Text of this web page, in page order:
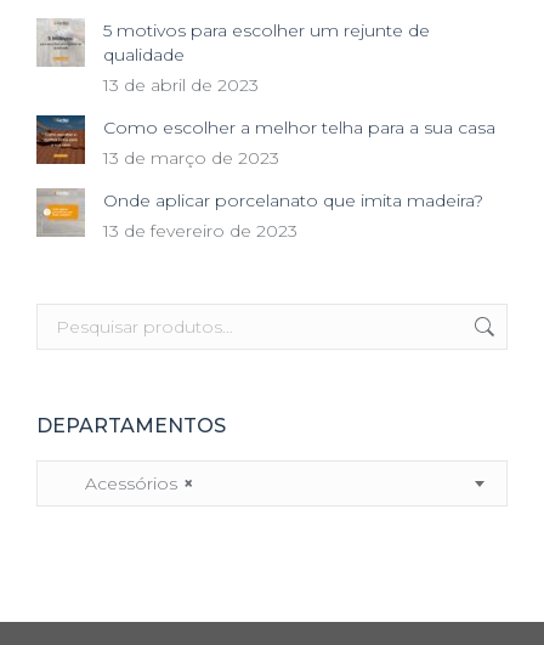
5 motivos para escolher um rejunte de
qualidade
13 de abril de 2023
Como escolher a melhor telha para a sua casa
13 de março de 2023
Onde aplicar porcelanato que imita madeira?
13 de fevereiro de 2023
DEPARTAMENTOS
×
Acessórios